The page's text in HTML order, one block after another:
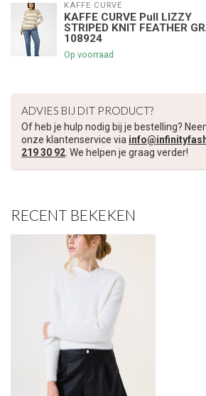
KAFFE CURVE
KAFFE CURVE Pull LIZZY
STRIPED KNIT FEATHER
108924
Op voorraad
ADVIES BIJ DIT PRODUCT?
Of heb je hulp nodig bij je bestelling?
onze klantenservice via
219 30 92. We helpen je graag verder!
RECENT BEKEKEN
€5,00 korting op je
volgende aankoop! 😀
Je korting is geldig bij een minimale